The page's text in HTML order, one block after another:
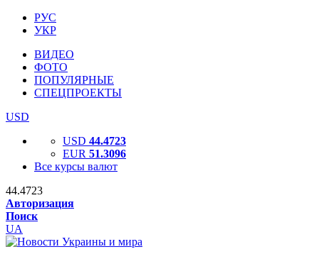
РУС
УКР
ВИДЕО
ФОТО
ПОПУЛЯРНЫЕ
СПЕЦПРОЕКТЫ
USD
USD 44.4723
EUR 51.3096
Все курсы валют
44.4723
Авторизация
Поиск
UA